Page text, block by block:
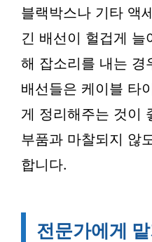
블랙박스나 기타 액
긴 배선이 헐겁게 늘
해 잡소리를 내는 경
배선들은 케이블 타
게 정리해주는 것이
부품과 마찰되지 않
합니다.
전문가에게